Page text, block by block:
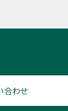
合わせ